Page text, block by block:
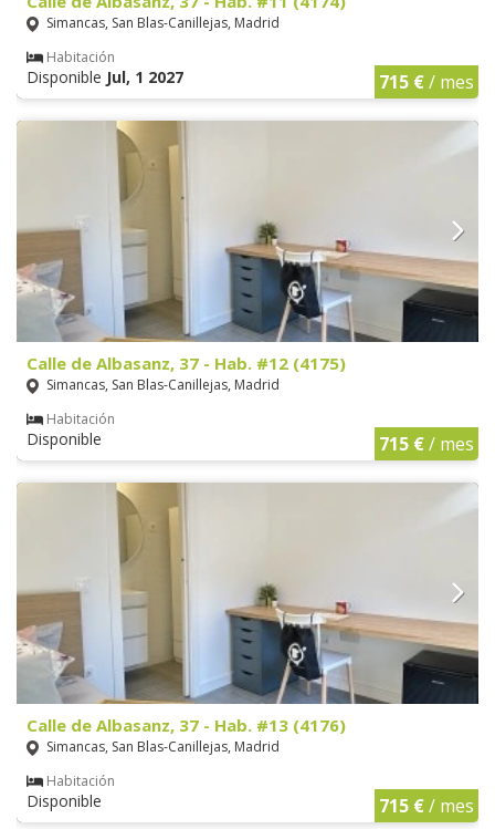
Simancas, San Blas-Canillejas, Madrid
Habitación
Disponible Jul, 1 2027 715 €/ mes
Calle de Albasanz, 37 - Hab. #12 (4175)
Simancas, San Blas-Canillejas, Madrid
Habitación
Disponible 715 €/ mes
Calle de Albasanz, 37 - Hab. #13 (4176)
Simancas, San Blas-Canillejas, Madrid
Habitación
Disponible 715 €/ mes